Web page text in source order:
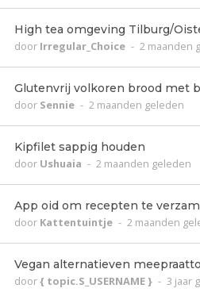
High tea omgeving Tilburg/
door Irregular_Choice - 2 maanden
Glutenvrij volkoren brood met
door Sennie - 2 maanden geleden
Kipfilet sappig houden
door Ushuaia - 2 maanden geleden
App oid om recepten te
door Kattentuintje - 2 maanden
Vegan alternatieven
door{ topic.S_USERNAME } - 3 jaar